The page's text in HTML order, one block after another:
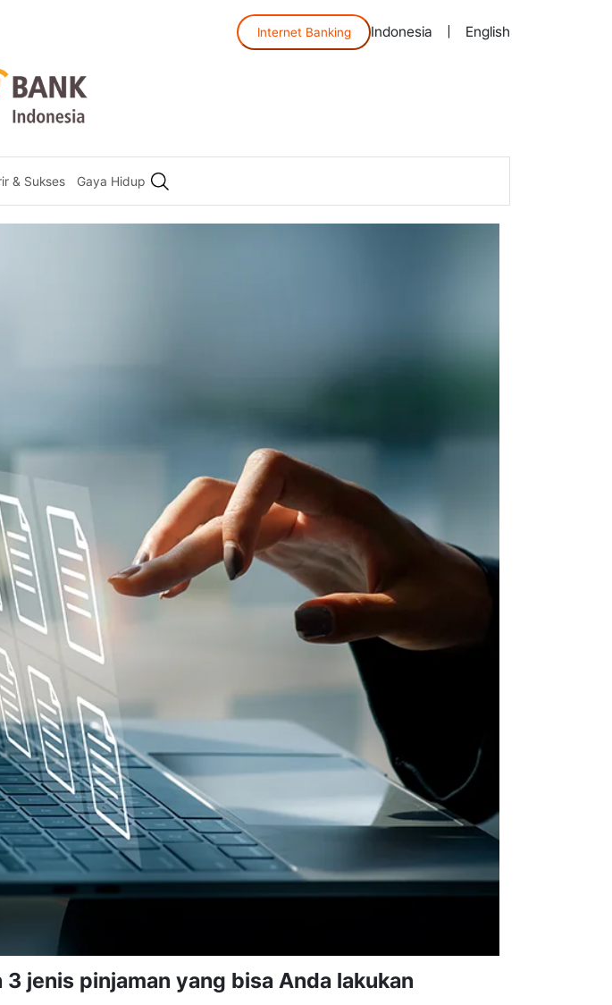
Internet Banking Indonesia English
& Sukses Gaya Hidup
jenis pinjaman yang bisa Anda lakukan